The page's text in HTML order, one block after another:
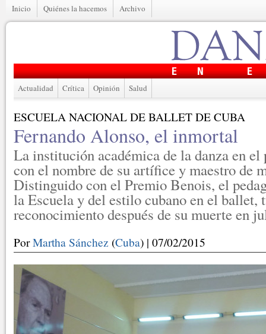
Inicio Quiénes la hacemos Archivo
Actualidad Crítica Opinión Salud
ESCUELA NACIONAL DE BALLET DE CUBA
Fernando Alonso, el inmortal
La institución académica de la danza en el
con el nombre de su artífice y maestro de
Distinguido con el Premio Benois, el
la Escuela y del estilo cubano en el ballet,
reconocimiento después de su muerte en
PorMartha Sánchez (Cuba) | 07/02/2015